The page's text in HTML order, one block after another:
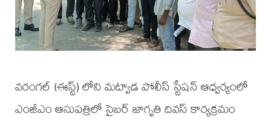
వరంగల్ (ఈస్ట్) లోని మట్వాడ పోలీస్ స్టేషన్ ఆధ్వర్యంలో
ఎంజీఎం ఆసుపత్రిలో సైబర్ జాగృతి దివస్ కార్యక్రమం